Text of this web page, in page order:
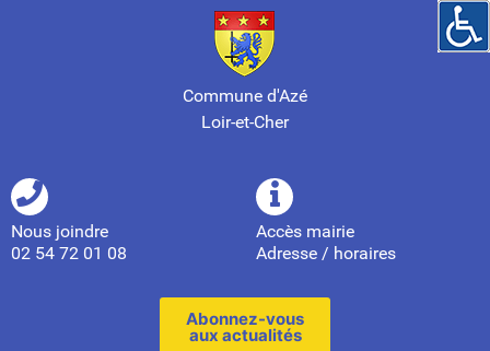
Commune d'Azé
Loir-et-Cher
Nous joindre
02 54 72 01 08
Accès mairie
Adresse / horaires
Abonnez-vous
aux actualités